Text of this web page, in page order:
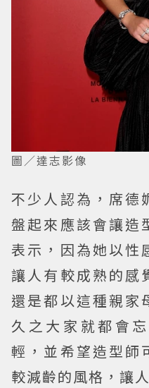
圖／達志影像
不少人認為，席德
盤起來應該會讓造
表示，因為她以性
讓人有較成熟的感
還是都以這種親家
久之大家就都會
輕，並希望造型師
較減齡的風格，讓